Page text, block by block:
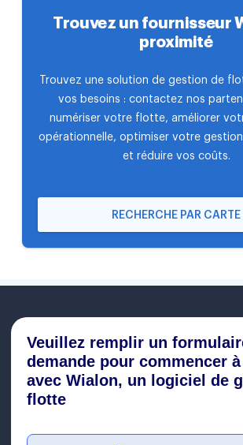
Trouvez un fournisseur
proximité
Trouvez une solution de gestion de
vos besoins : contactez nos
numériser votre flotte, améliorer
opérationnelle, optimiser votre
et réduire vos coûts.
RECHERCHE PAR CARTE